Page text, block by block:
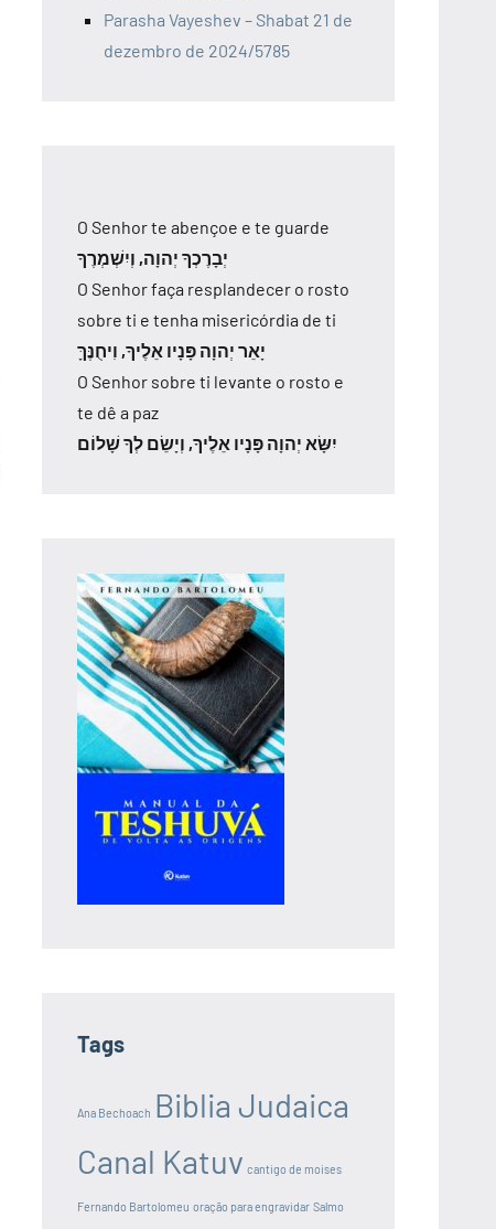
Parasha Vayeshev – Shabat 21 de
dezembro de 2024/5785
O Senhor te abençoe e te guarde
יְבָרֶכְךָ יְהוָה, וְיִשְׁמְרֶךָ
O Senhor faça resplandecer o rosto
sobre ti e tenha misericórdia de ti
יָאֵר יְהוָה פָּנָיו אֵלֶיךָ, וִיחֻנֶּךָּ
O Senhor sobre ti levante o rosto e
te dê a paz
יִשָּׂא יְהוָה פָּנָיו אֵלֶיךָ, וְיָשֵׂם לְךָ שָׁלוֹם
Tags
Ana Bechoach Biblia Judaica
Canal Katuv cantigo de moises
Fernando Bartolomeu oração para engravidar Salmo